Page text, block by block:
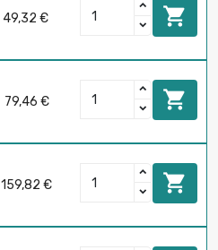
49,32 € 
79,46 € 
159,82 € 